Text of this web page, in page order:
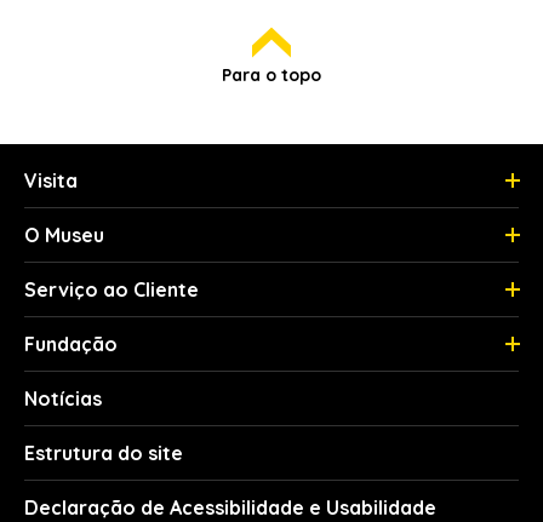
Para o topo
Visita
O Museu
Serviço ao Cliente
Fundação
Notícias
Estrutura do site
Declaração de Acessibilidade e Usabilidade